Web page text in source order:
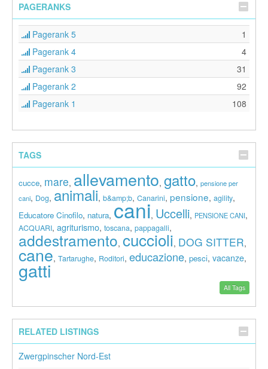
PAGERANKS
Pagerank 5
1
Pagerank 4
4
Pagerank 3
31
Pagerank 2
92
Pagerank 1
108
TAGS
cucce, mare, allevamento, gatto, pensione per
cani, Dog, animali, b&amp;b, Canarini, pensione, agility,
Educatore Cinofilo, natura, cani, Uccelli, PENSIONE CANI,
ACQUARI, agriturismo, toscana, pappagalli,
addestramento, cuccioli, DOG SITTER,
cane, Tartarughe, Roditori, educazione, pesci, vacanze,
gatti
All Tags
RELATED LISTINGS
Zwergpinscher Nord-Est